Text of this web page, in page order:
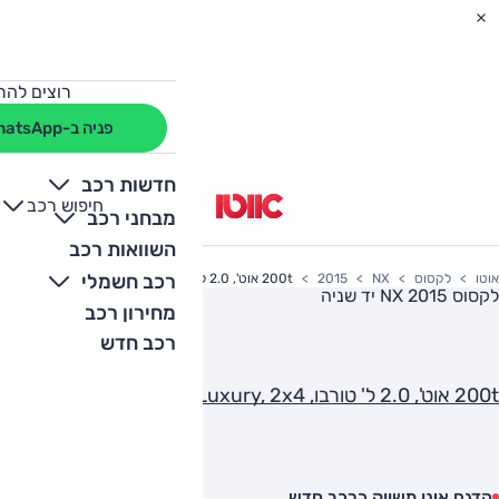
רוצים
פניה ב-WhatsApp
חדשות רכב
מבחני רכב
השוואות רכב
רכב חשמלי
מחירון רכב
רכב חדש
חיפוש רכב
+
-
אוטו לקסוס NX
2015 200t אוט', 2.0 ל' טורבו, Luxury, 2x4
לקסוס NX 2015 יד שניה
200t אוט', 2.0 ל' טורבו, Luxury, 2x4